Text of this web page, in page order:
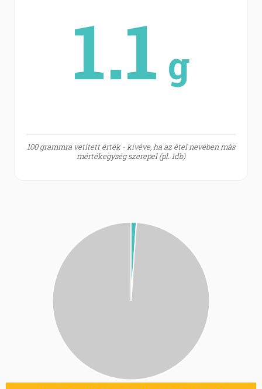
1.1 g
100 grammra vetített érték - kivéve, ha az étel nevében más
mértékegység szerepel (pl. 1db)